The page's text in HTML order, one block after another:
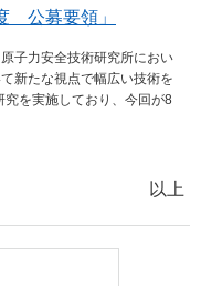
公募要領」
子力安全技術研究所におい
新たな視点で幅広い技術を
を実施しており、今回が8
以上